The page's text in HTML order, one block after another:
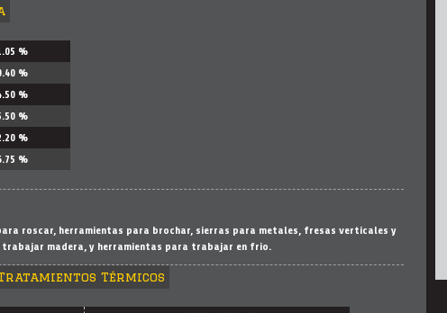
%
%
%
%
%
%
roscar, herramientas para brochar, sierras para metales, fresas verticales y
madera, y herramientas para trabajar en frio.
Térmicos